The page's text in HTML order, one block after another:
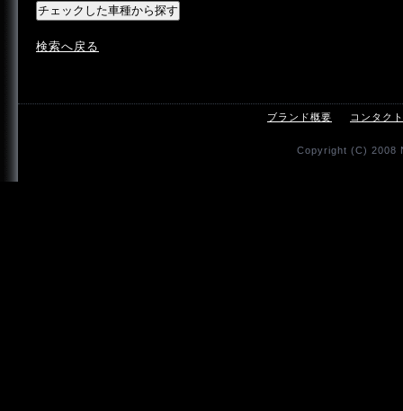
検索へ戻る
ブランド概要 コンタクト
Copyright (C) 2008